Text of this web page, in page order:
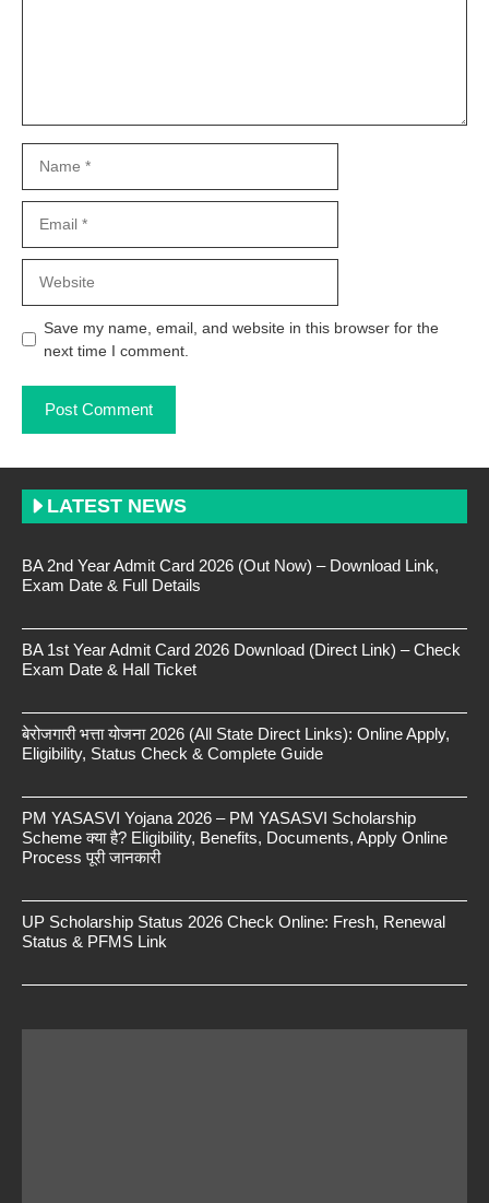
Save my name, email, and website in this browser for the
next time I comment.
LATEST NEWS
BA 2nd Year Admit Card 2026 (Out Now) – Download Link,
Exam Date & Full Details
BA 1st Year Admit Card 2026 Download (Direct Link) – Check
Exam Date & Hall Ticket
बेरोजगारी भत्ता योजना 2026 (All State Direct Links): Online Apply,
Eligibility, Status Check & Complete Guide
PM YASASVI Yojana 2026 – PM YASASVI Scholarship
Scheme क्या है? Eligibility, Benefits, Documents, Apply Online
Process पूरी जानकारी
UP Scholarship Status 2026 Check Online: Fresh, Renewal
Status & PFMS Link